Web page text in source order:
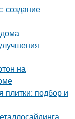
создание
на
плитки: подбор и